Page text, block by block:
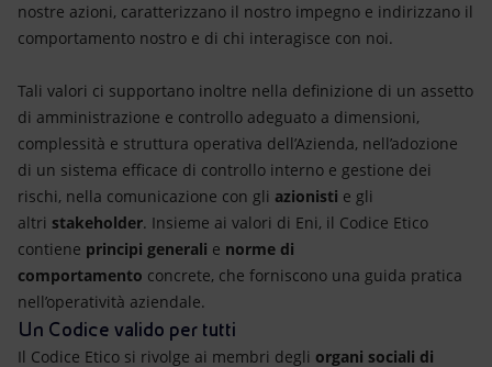
Scenari energetici
nostre azioni, caratterizzano il nostro impegno e indirizzano il
comportamento nostro e di chi interagisce con noi.
Tali valori ci supportano inoltre nella definizione di un assetto
di amministrazione e controllo adeguato a dimensioni,
complessità e struttura operativa dell’Azienda, nell’adozione
di un sistema efficace di controllo interno e gestione dei
rischi, nella comunicazione con gli azionisti e gli
altri stakeholder. Insieme ai valori di Eni, il Codice Etico
contiene principi generali e norme di
comportamento concrete, che forniscono una guida pratica
nell’operatività aziendale.
Un Codice valido per tutti
Il Codice Etico si rivolge ai membri degli organi sociali di